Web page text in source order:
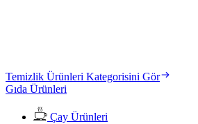
Temizlik Ürünleri Kategorisini Gör
Gıda Ürünleri
Çay Ürünleri